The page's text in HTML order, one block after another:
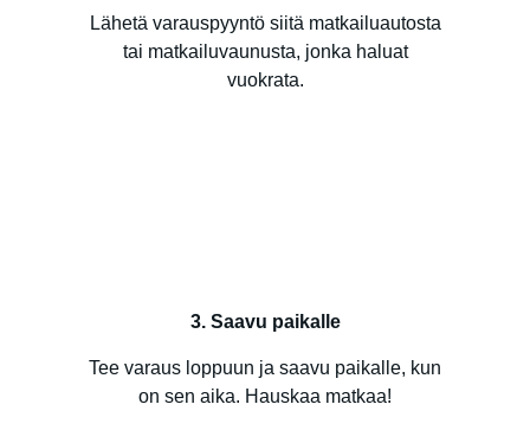
Lähetä varauspyyntö siitä matkailuautosta
tai matkailuvaunusta, jonka haluat
vuokrata.
3. Saavu paikalle
Tee varaus loppuun ja saavu paikalle, kun
on sen aika. Hauskaa matkaa!